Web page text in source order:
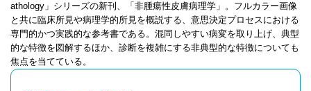
athology」シリーズの新刊、「非腫瘍性皮膚病理学」。フルカラー画像
と共に臨床所見や病理学的所見を概説する、意思決定プロセスにおける
専門的かつ実践的な参考書である。混同しやすい病変を取り上げ、典型
的な特徴を図解するほか、診断を複雑にする非典型的な特徴についても
焦点を当てている。